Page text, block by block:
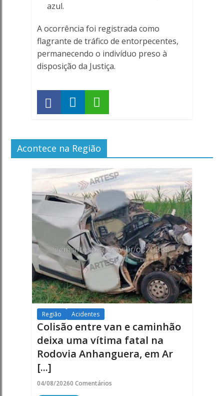
azul.
A ocorrência foi registrada como
flagrante de tráfico de entorpecentes,
permanecendo o indivíduo preso à
disposição da Justiça.
Acontece na Região
Região Acidentes
Colisão entre van e caminhão
deixa uma vítima fatal na
Rodovia Anhanguera, em Ar
[...]
04/08/20260 Comentários